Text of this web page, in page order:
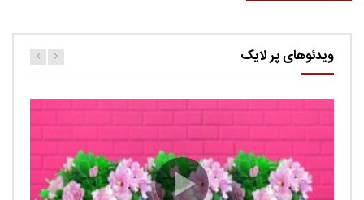
ویدئوهای پر لایک
کارتون اگنس این قسمت ربات ها
حامد 0.9K
Ut facilisis consectetur tristique. Suspendisse porta
imperdiet sem, ut ultricies tortor auctor id. Curabitur quis